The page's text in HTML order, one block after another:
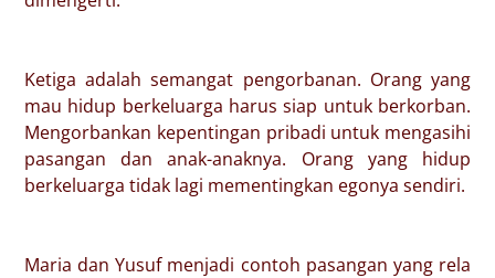
Ketiga adalah semangat pengorbanan. Orang yang
mau hidup berkeluarga harus siap untuk berkorban.
Mengorbankan kepentingan pribadi untuk mengasihi
pasangan dan anak-anaknya. Orang yang hidup
berkeluarga tidak lagi mementingkan egonya sendiri.
Maria dan Yusuf menjadi contoh pasangan yang rela